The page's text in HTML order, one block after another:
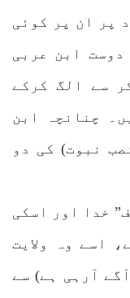
پر ان پر کوئی
ابن عربی
سے الگ کرکے
چنانچہ ابن
نبوت) کی دو
خدا اور اسکی
اسے وہ ولایت
آرہی ہے) سے